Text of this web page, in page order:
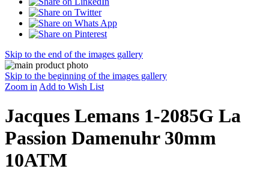
Skip to the end of the images gallery
Skip to the beginning of the images gallery
Zoom in Add to Wish List
Jacques Lemans 1-2085G La
Passion Damenuhr 30mm
10ATM